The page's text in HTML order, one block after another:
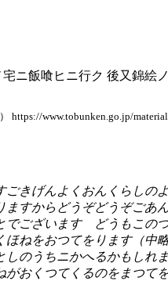
宅ニ飯喰ヒニ行ク 後又錦絵
www.tobunken.go.jp/
きげんよくおんくらしの
ますからどうぞどうぞご
でございます どうもこの
ほねをおつてをります（
のうちニかへるかもし
おくつてくるのをまつ